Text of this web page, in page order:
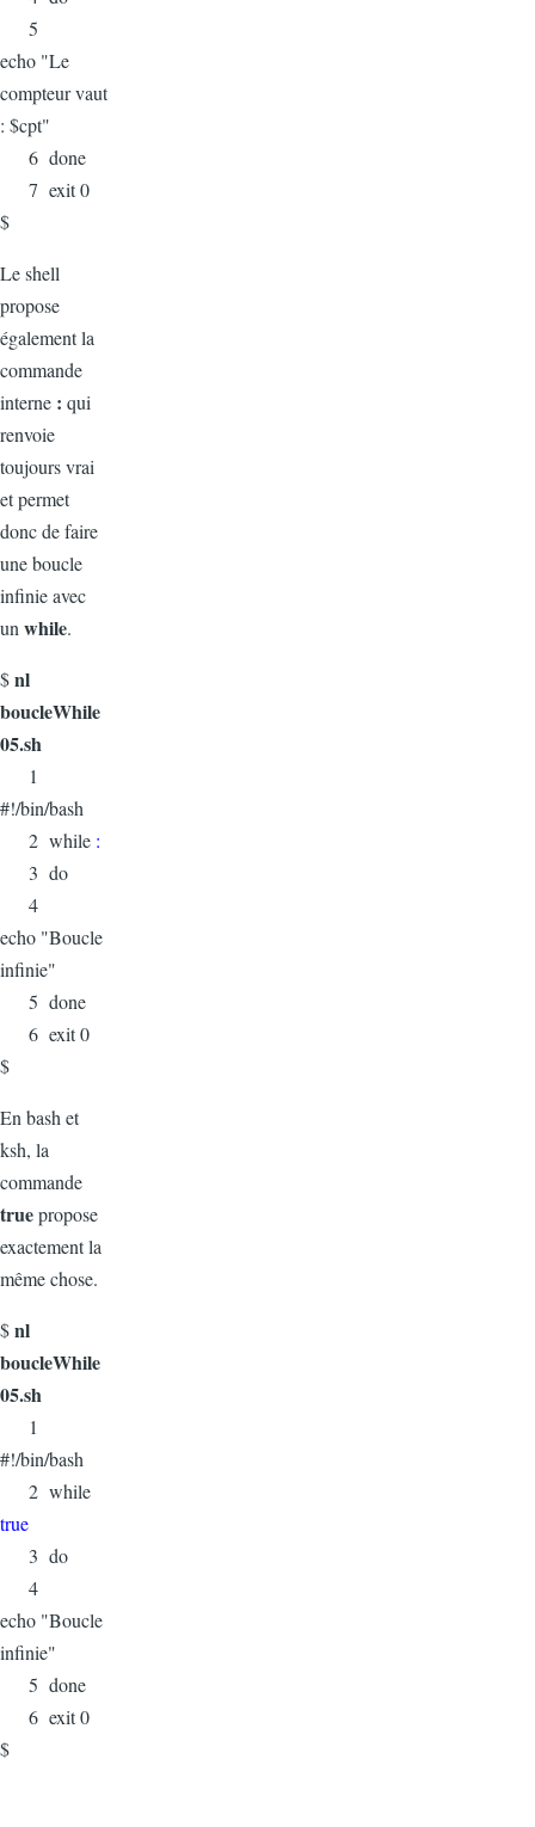
5
echo "Le
compteur vaut
: $cpt"
6 done
7 exit 0
$
Le shell
propose
également la
commande
interne : qui
renvoie
toujours vrai
et permet
donc de faire
une boucle
infinie avec
un while.
$nl
boucleWhile
05.sh
1
#!/bin/bash
2 while :
3 do
4
echo "Boucle
infinie"
5 done
6 exit 0
$
En bash et
ksh, la
commande
truepropose
exactement la
même chose.
$nl
boucleWhile
05.sh
1
#!/bin/bash
2 while
true
3 do
4
echo "Boucle
infinie"
5 done
6 exit 0
$